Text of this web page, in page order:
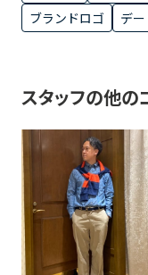
ブランドロゴ
デー
スタッフの他の